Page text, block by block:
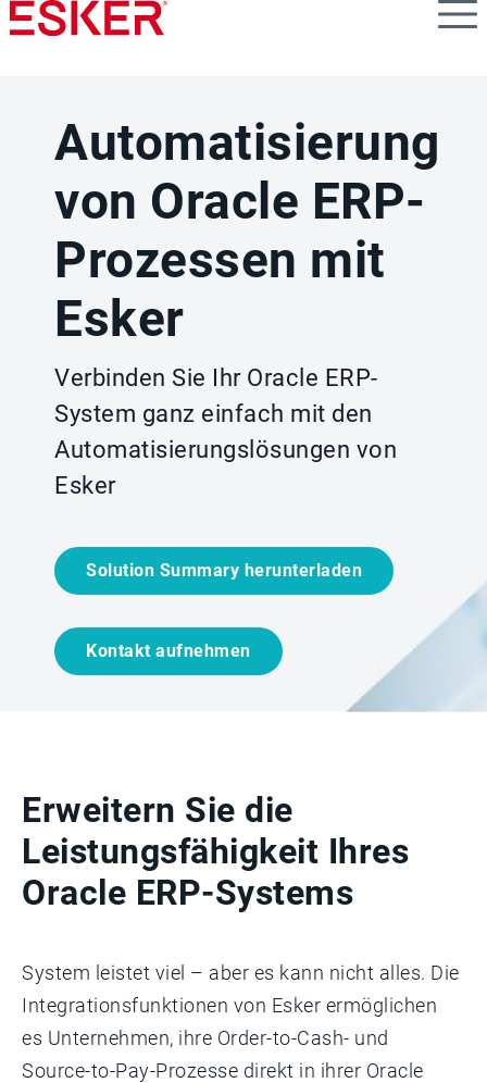
Skip
to
Automatisierung
von Oracle ERP-
Prozessen mit
Esker
Verbinden Sie Ihr Oracle ERP-
System ganz einfach mit den
Automatisierungslösungen von
Esker
Solution Summary herunterladen
Kontakt aufnehmen
Erweitern Sie die
Leistungsfähigkeit Ihres
Oracle ERP-Systems
System leistet viel – aber es kann nicht alles. Die
Integrationsfunktionen von Esker ermöglichen
es Unternehmen, ihre Order-to-Cash- und
Source-to-Pay-Prozesse direkt in ihrer Oracle